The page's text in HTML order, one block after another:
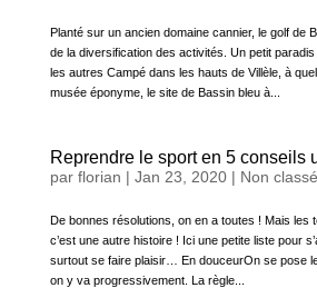
Planté sur un ancien domaine cannier, le golf de
de la diversification des activités. Un petit
les autres Campé dans les hauts de Villèle, à
musée éponyme, le site de Bassin bleu à...
Reprendre le sport en 5 conseils
par florian | Jan 23, 2020| Non classé
De bonnes résolutions, on en a toutes ! Mais les
c’est une autre histoire ! Ici une petite liste pour
surtout se faire plaisir… En douceurOn se pose
on y va progressivement. La règle...